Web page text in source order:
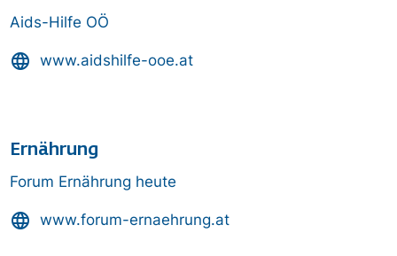
Aids-Hilfe OÖ
language www.aidshilfe-ooe.at
Ernährung
Forum Ernährung heute
language www.forum-ernaehrung.at